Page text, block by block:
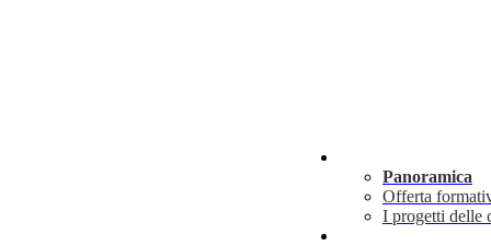
Panoramica
Offerta
I progetti delle